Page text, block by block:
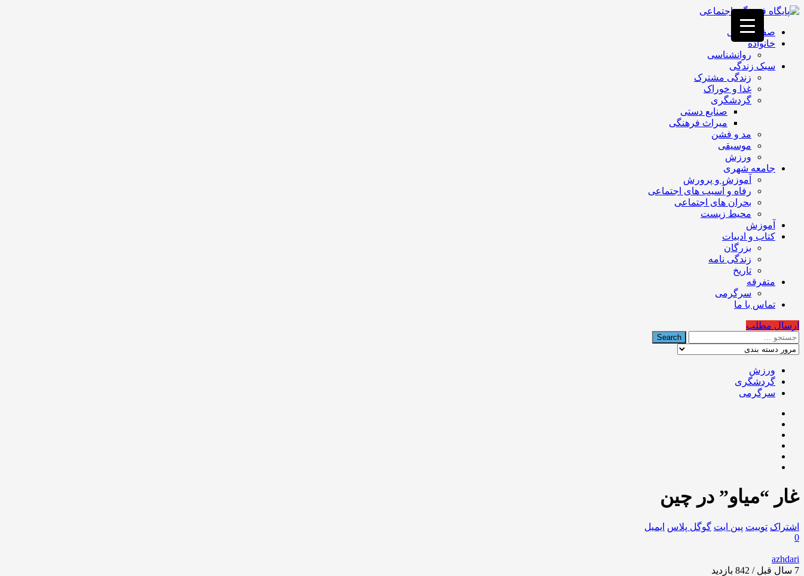
فصد
غرب
تهران
خشکشویی
تصفیه
تهران
صفحه اصلی
خانواده
روانشناسی
سبک زندگی
زندگی مشترک
غذا و خوراک
گردشگری
صنایع دستی
میراث فرهنگی
مد و فشن
موسیقی
ورزش
جامعه شهری
آموزش و پرورش
رفاه و آسیب های اجتماعی
بحران های اجتماعی
محیط زیست
آموزش
کتاب و ادبیات
بزرگان
زندگی نامه
تاریخ
متفرقه
سرگرمی
تماس با ما
ارسال مطلب
ورزش
گردشگری
سرگرمی
غار “میاو” در چین
اشتراک توییت پین ایت گوگل‌ پلاس ایمیل
0
azhdari
7 سال قبل / 842
بازدید